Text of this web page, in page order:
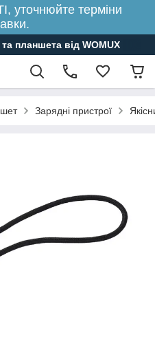
терміни
планшета від WOMUX
Зарядні пристрої